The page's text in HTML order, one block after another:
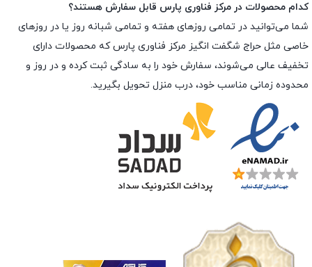
کدام محصولات در مرکز فناوری پارس قابل سفارش هستند؟
شما می‌توانید در تمامی روزهای هفته و تمامی شبانه روز یا در روزهای
خاصی مثل حراج شگفت انگیز مرکز فناوری پارس که محصولات دارای
تخفیف عالی می‌شوند، سفارش خود را به سادگی ثبت کرده و در روز و
محدوده زمانی مناسب خود، درب منزل تحویل بگیرید.